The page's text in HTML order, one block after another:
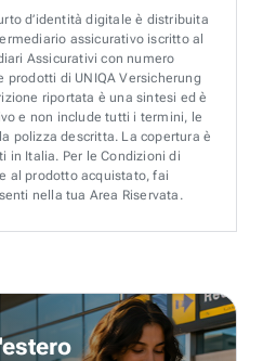
d’identità digitale è distribuita
assicurativo iscritto al
Assicurativi con numero
prodotti di UNIQA Versicherung
riportata è una sintesi ed è
e non include tutti i termini, le
polizza descritta. La copertura è
in Italia. Per le Condizioni di
al prodotto acquistato, fai
nella tua Area Riservata.